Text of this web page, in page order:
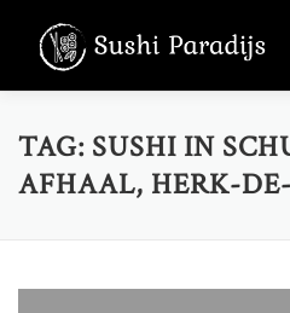
content
MENU OVER ONS
TAG: SUSHI IN
AFHAAL, HERK-